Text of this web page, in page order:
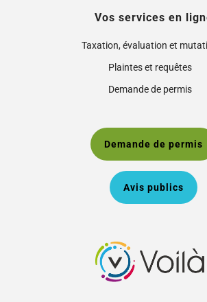
Vos services en
Taxation, évaluation et
Plaintes et requêtes
Demande de permis
Demande de permis
Avis publics